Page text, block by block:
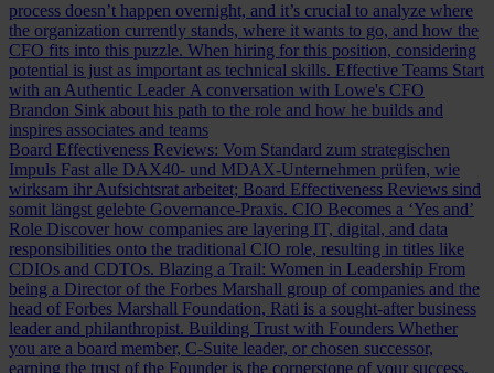
process doesn’t happen overnight, and it’s crucial to analyze where
the organization currently stands, where it wants to go, and how the
CFO fits into this puzzle. When hiring for this position, considering
potential is just as important as technical skills. Effective Teams Start
with an Authentic Leader A conversation with Lowe's CFO
Brandon Sink about his path to the role and how he builds and
inspires associates and teams
Board Effectiveness Reviews: Vom Standard zum strategischen
Impuls Fast alle DAX40- und MDAX-Unternehmen prüfen, wie
wirksam ihr Aufsichtsrat arbeitet; Board Effectiveness Reviews sind
somit längst gelebte Governance-Praxis. CIO Becomes a ‘Yes and’
Role Discover how companies are layering IT, digital, and data
responsibilities onto the traditional CIO role, resulting in titles like
CDIOs and CDTOs. Blazing a Trail: Women in Leadership From
being a Director of the Forbes Marshall group of companies and the
head of Forbes Marshall Foundation, Rati is a sought-after business
leader and philanthropist. Building Trust with Founders Whether
you are a board member, C-Suite leader, or chosen successor,
earning the trust of the Founder is the cornerstone of your success.